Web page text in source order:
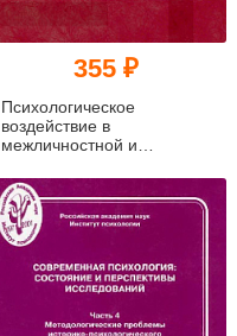
355 ₽
Психологическое
воздействие в
межличностной и
(уценка)